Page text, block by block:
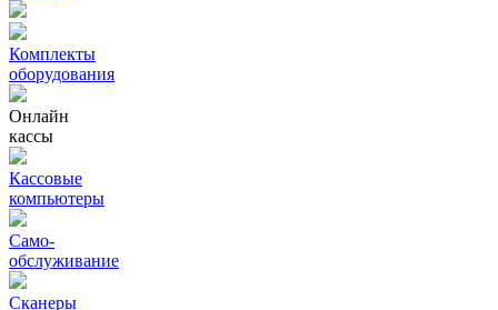
Комплекты
оборудования
Онлайн
кассы
Кассовые
компьютеры
Само-
обслуживание
Сканеры